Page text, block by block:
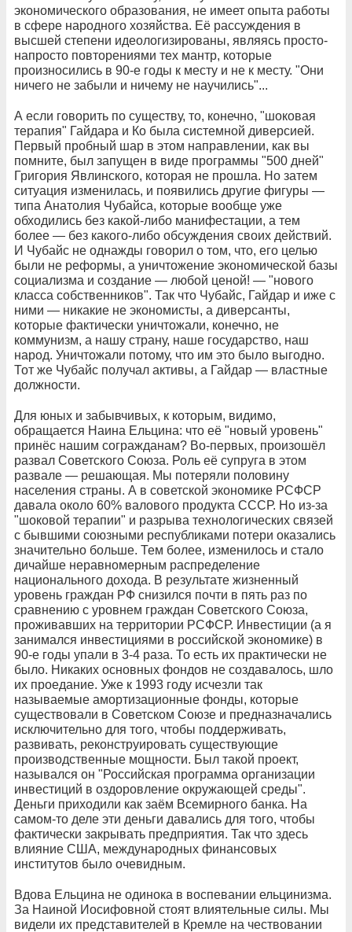
экономического образования, не имеет опыта работы
в сфере народного хозяйства. Её рассуждения в
высшей степени идеологизированы, являясь просто-
напросто повторениями тех мантр, которые
произносились в 90-е годы к месту и не к месту. "Они
ничего не забыли и ничему не научились"...
А если говорить по существу, то, конечно, "шоковая
терапия" Гайдара и Ко была системной диверсией.
Первый пробный шар в этом направлении, как вы
помните, был запущен в виде программы "500 дней"
Григория Явлинского, которая не прошла. Но затем
ситуация изменилась, и появились другие фигуры —
типа Анатолия Чубайса, которые вообще уже
обходились без какой-либо манифестации, а тем
более — без какого-либо обсуждения своих действий.
И Чубайс не однажды говорил о том, что, его целью
были не реформы, а уничтожение экономической базы
социализма и создание — любой ценой! — "нового
класса собственников". Так что Чубайс, Гайдар и иже с
ними — никакие не экономисты, а диверсанты,
которые фактически уничтожали, конечно, не
коммунизм, а нашу страну, наше государство, наш
народ. Уничтожали потому, что им это было выгодно.
Тот же Чубайс получал активы, а Гайдар — властные
должности.
Для юных и забывчивых, к которым, видимо,
обращается Наина Ельцина: что её "новый уровень"
принёс нашим согражданам? Во-первых, произошёл
развал Советского Союза. Роль её супруга в этом
развале — решающая. Мы потеряли половину
населения страны. А в советской экономике РСФСР
давала около 60% валового продукта СССР. Но из-за
"шоковой терапии" и разрыва технологических связей
с бывшими союзными республиками потери оказались
значительно больше. Тем более, изменилось и стало
дичайше неравномерным распределение
национального дохода. В результате жизненный
уровень граждан РФ снизился почти в пять раз по
сравнению с уровнем граждан Советского Союза,
проживавших на территории РСФСР. Инвестиции (а я
занимался инвестициями в российской экономике) в
90-е годы упали в 3-4 раза. То есть их практически не
было. Никаких основных фондов не создавалось, шло
их проедание. Уже к 1993 году исчезли так
называемые амортизационные фонды, которые
существовали в Советском Союзе и предназначались
исключительно для того, чтобы поддерживать,
развивать, реконструировать существующие
производственные мощности. Был такой проект,
назывался он "Российская программа организации
инвестиций в оздоровление окружающей среды".
Деньги приходили как заём Всемирного банка. На
самом-то деле эти деньги давались для того, чтобы
фактически закрывать предприятия. Так что здесь
влияние США, международных финансовых
институтов было очевидным.
Вдова Ельцина не одинока в воспевании ельцинизма.
За Наиной Иосифовной стоят влиятельные силы. Мы
видели их представителей в Кремле на чествовании